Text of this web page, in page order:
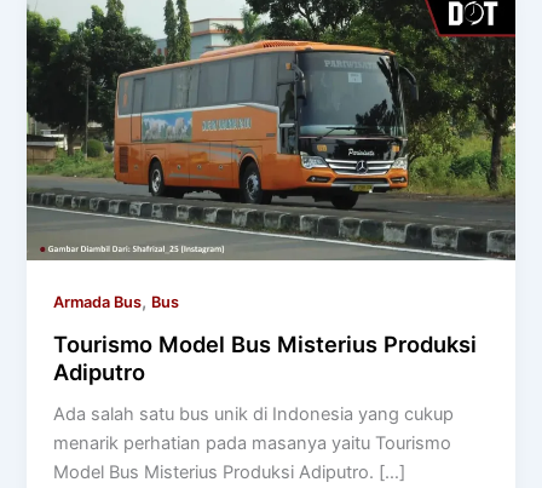
Armada Bus, Bus
Tourismo Model Bus Misterius Produksi
Adiputro
Ada salah satu bus unik di Indonesia yang cukup
menarik perhatian pada masanya yaitu Tourismo
Model Bus Misterius Produksi Adiputro. […]